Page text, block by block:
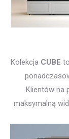
Kolekcja CUBE
Klientów na
maksymalną